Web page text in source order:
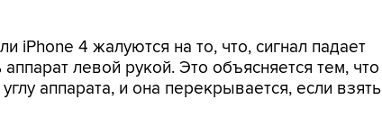
iPhone 4 жалуются на то, что, сигнал падает
левой рукой. Это объясняется тем, что
аппарата, и она перекрывается, если взять